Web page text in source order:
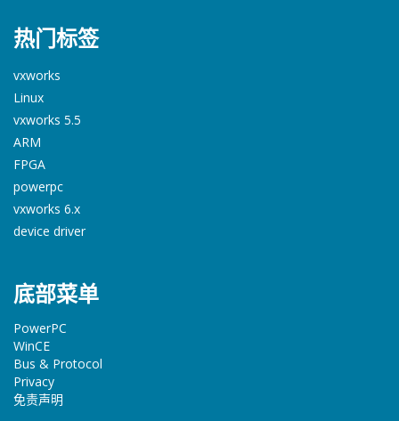
热门标签
vxworks
Linux
vxworks 5.5
ARM
FPGA
powerpc
vxworks 6.x
device driver
底部菜单
PowerPC
WinCE
Bus & Protocol
Privacy
免责声明